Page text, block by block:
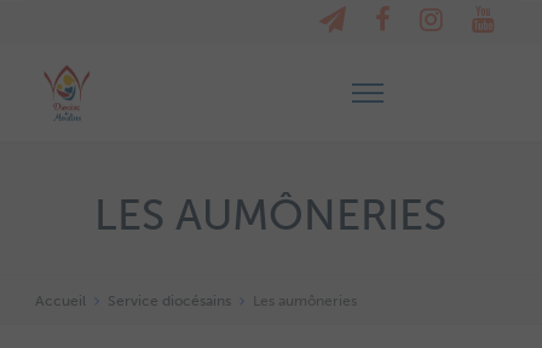
LES AUMÔNERIES
Accueil Service diocésains Les aumôneries